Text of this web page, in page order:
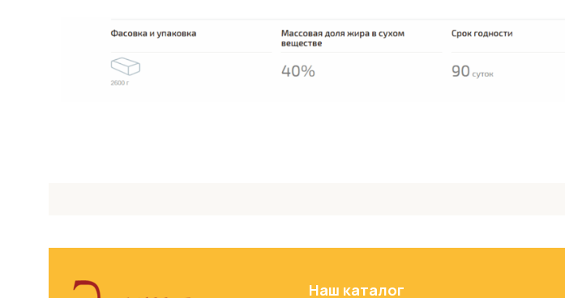
Наш каталог